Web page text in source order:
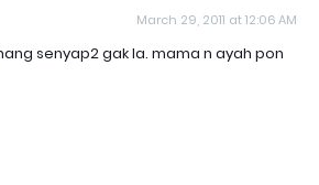
March 29, 2011 at 12:06 AM
senyap2 gak la. mama n ayah pon